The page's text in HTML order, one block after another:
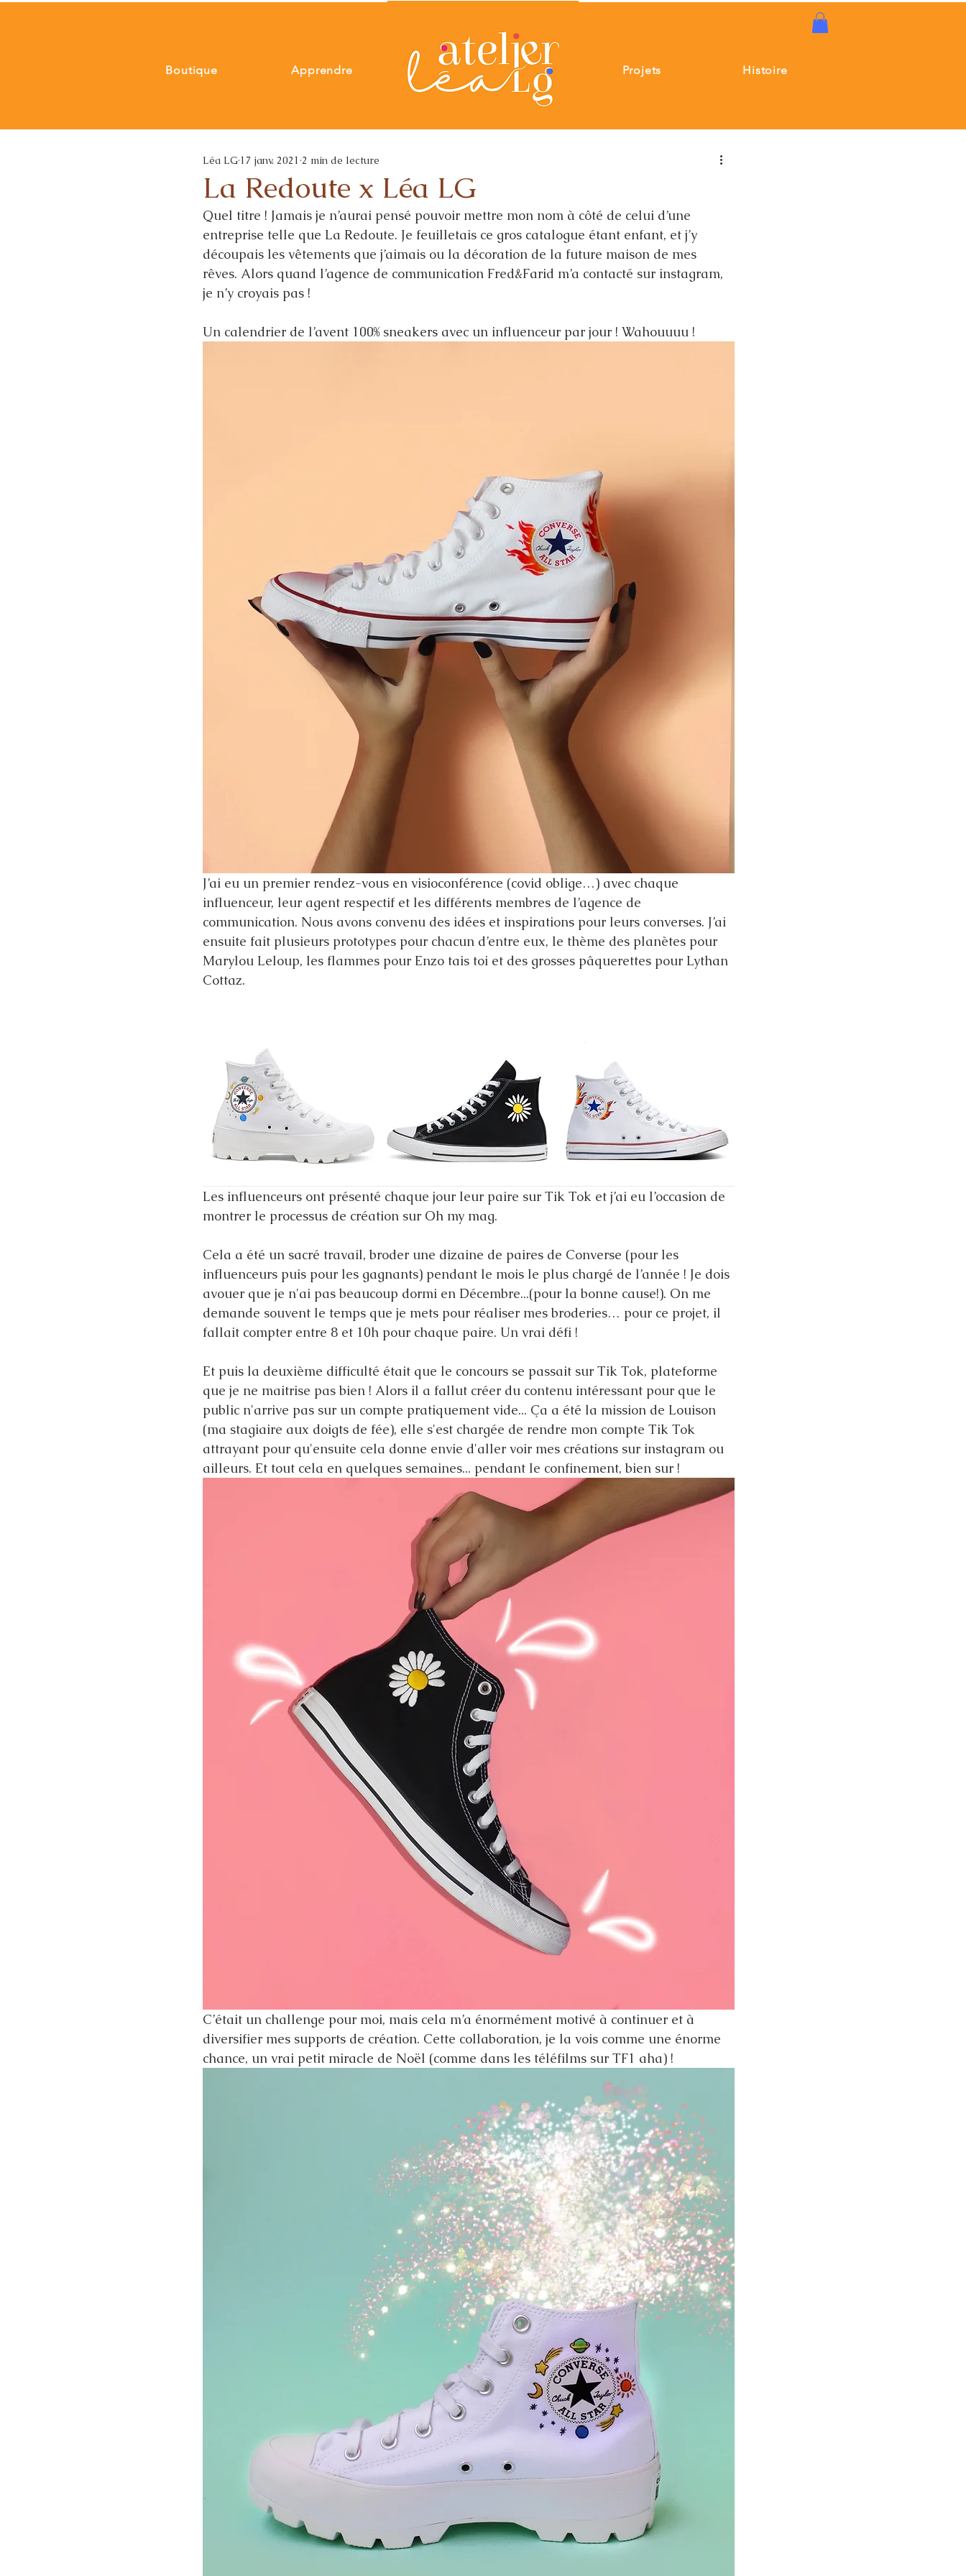
Boutique Apprendre Projets Histoire
La Redoute x Léa LG
Léa LG 17 janv. 2021 2 min de lecture
Quel titre ! Jamais je n’aurai pensé pouvoir mettre mon nom à côté de celui d’une
entreprise telle que La Redoute. Je feuilletais ce gros catalogue étant enfant, et j’y
découpais les vêtements que j’aimais ou la décoration de la future maison de mes
rêves. Alors quand l’agence de communication Fred&Farid m’a contacté sur instagram,
je n’y croyais pas !
Un calendrier de l’avent 100% sneakers avec un influenceur par jour ! Wahouuuu !
J’ai eu un premier rendez-vous en visioconférence (covid oblige…) avec chaque
influenceur, leur agent respectif et les différents membres de l’agence de
communication. Nous avons convenu des idées et inspirations pour leurs converses. J’ai
ensuite fait plusieurs prototypes pour chacun d’entre eux, le thème des planètes pour
Marylou Leloup, les flammes pour Enzo tais toi et des grosses pâquerettes pour Lythan
Cottaz.
Les influenceurs ont présenté chaque jour leur paire sur Tik Tok et j’ai eu l’occasion de
montrer le processus de création sur Oh my mag.
Cela a été un sacré travail, broder une dizaine de paires de Converse (pour les
influenceurs puis pour les gagnants) pendant le mois le plus chargé de l’année ! Je dois
avouer que je n'ai pas beaucoup dormi en Décembre...(pour la bonne cause!). On me
demande souvent le temps que je mets pour réaliser mes broderies… pour ce projet, il
fallait compter entre 8 et 10h pour chaque paire. Un vrai défi !
Et puis la deuxième difficulté était que le concours se passait sur Tik Tok, plateforme
que je ne maitrise pas bien ! Alors il a fallut créer du contenu intéressant pour que le
public n'arrive pas sur un compte pratiquement vide... Ça a été la mission de Louison
(ma stagiaire aux doigts de fée), elle s'est chargée de rendre mon compte Tik Tok
attrayant pour qu'ensuite cela donne envie d'aller voir mes créations sur instagram ou
ailleurs. Et tout cela en quelques semaines... pendant le confinement, bien sur !
C’était un challenge pour moi, mais cela m’a énormément motivé à continuer et à
diversifier mes supports de création. Cette collaboration, je la vois comme une énorme
chance, un vrai petit miracle de Noël (comme dans les téléfilms sur TF1 aha) !